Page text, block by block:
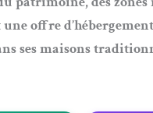
une offre
ses maisons